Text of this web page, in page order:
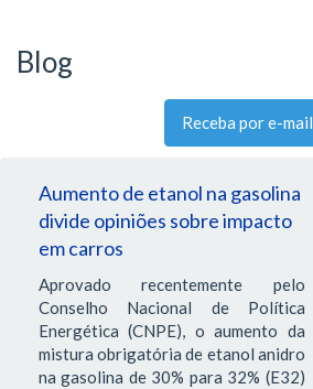
Blog
Receba por e-mail
Aumento de etanol na gasolina
divide opiniões sobre impacto
em carros
Aprovado recentemente pelo
Conselho Nacional de Política
Energética (CNPE), o aumento da
mistura obrigatória de etanol anidro
na gasolina de 30% para 32% (E32)